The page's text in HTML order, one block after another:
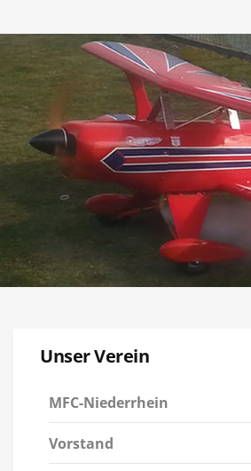
Unser Verein
MFC-Niederrhein
Vorstand